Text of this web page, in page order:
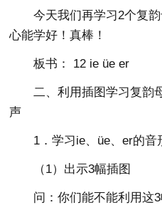
今天我们再学习2个复韵
心能学好！真棒！
板书： 12 ie üe er
二、利用插图学习复韵
声
1．学习ie、üe、er的音
（1）出示3幅插图
问：你们能不能利用这3